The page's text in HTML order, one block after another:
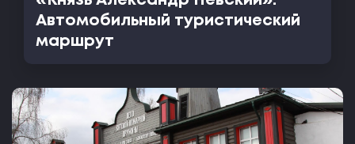
Автомобильный туристический
маршрут